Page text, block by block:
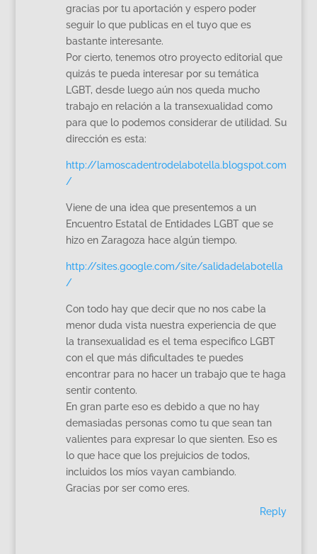
gracias por tu aportación y espero poder
seguir lo que publicas en el tuyo que es
bastante interesante.
Por cierto, tenemos otro proyecto editorial que
quizás te pueda interesar por su temática
LGBT, desde luego aún nos queda mucho
trabajo en relación a la transexualidad como
para que lo podemos considerar de utilidad. Su
dirección es esta:
http://lamoscadentrodelabotella.blogspot.com
/
Viene de una idea que presentemos a un
Encuentro Estatal de Entidades LGBT que se
hizo en Zaragoza hace algún tiempo.
http://sites.google.com/site/salidadelabotella
/
Con todo hay que decir que no nos cabe la
menor duda vista nuestra experiencia de que
la transexualidad es el tema especifico LGBT
con el que más dificultades te puedes
encontrar para no hacer un trabajo que te haga
sentir contento.
En gran parte eso es debido a que no hay
demasiadas personas como tu que sean tan
valientes para expresar lo que sienten. Eso es
lo que hace que los prejuicios de todos,
incluidos los míos vayan cambiando.
Gracias por ser como eres.
Reply